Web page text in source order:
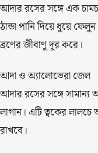
আদার রসের সঙ্গে এক
ঠান্ডা পানি দিয়ে ধুয়ে
ব্রণের জীবাণু দূর করে।
আদা ও অ্যালোভেরা জেল
আদার রসের সঙ্গে সামান্য
লাগান। এটি ত্বকের
রাখবে।